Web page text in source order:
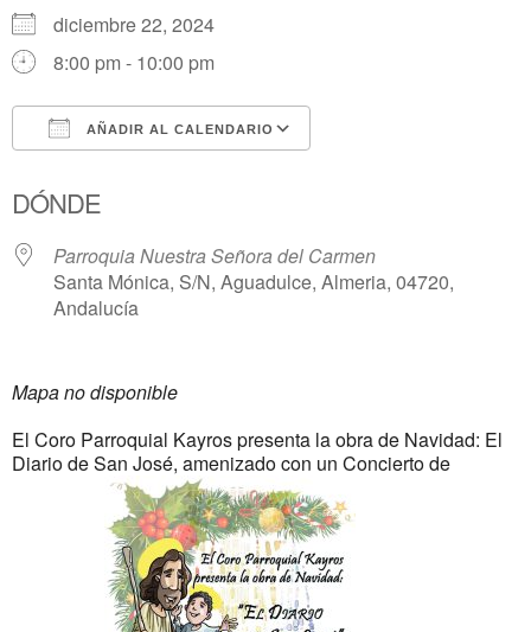
diciembre 22, 2024
8:00 pm - 10:00 pm
AÑADIR AL CALENDARIO
DÓNDE
Parroquia Nuestra Señora del Carmen
Santa Mónica, S/N, Aguadulce, Almeria, 04720,
Andalucía
Mapa no disponible
El Coro Parroquial Kayros presenta la obra de Navidad: El
Diario de San José, amenizado con un Concierto de